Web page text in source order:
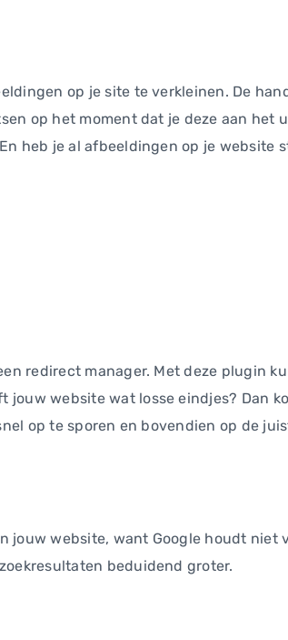
op je site te verkleinen. De
op het moment dat je deze aan het
heb je al afbeeldingen op je website
redirect manager. Met deze plugin
website wat losse eindjes? Dan
op te sporen en bovendien op de
jouw website, want Google houdt
beduidend groter.